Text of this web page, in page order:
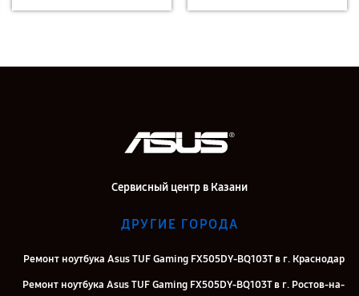
Сервисный центр в Казани
ДРУГИЕ ГОРОДА
Ремонт ноутбука Asus TUF Gaming FX505DY-BQ103T в г. Краснодар
Ремонт ноутбука Asus TUF Gaming FX505DY-BQ103T в г. Ростов-на-